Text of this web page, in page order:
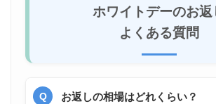
ホワイトデーのお返
よくある質問
お返しの相場はどれくらい？